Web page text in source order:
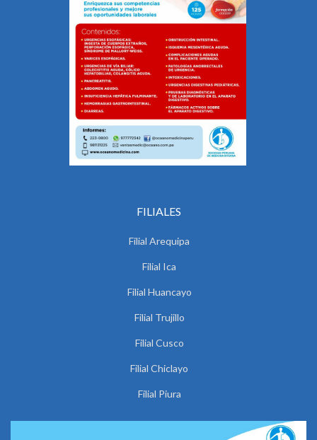
FILIALES
Filial Arequipa
Filial Ica
Filial Huancayo
Filial Trujillo
Filial Cusco
Filial Chiclayo
Filial Piura